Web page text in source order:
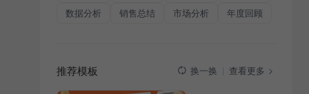
数据分析 销售总结 市场分析 年度回顾
推荐模板 换一换 查看更多